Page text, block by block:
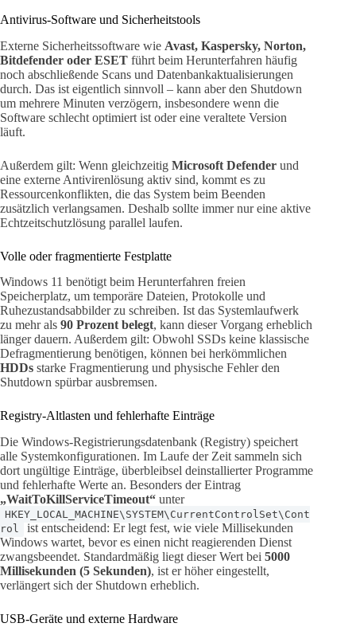
Antivirus-Software und Sicherheitstools
Externe Sicherheitssoftware wie Avast, Kaspersky, Norton,
Bitdefender oder ESET führt beim Herunterfahren häufig
noch abschließende Scans und Datenbankaktualisierungen
durch. Das ist eigentlich sinnvoll – kann aber den Shutdown
um mehrere Minuten verzögern, insbesondere wenn die
Software schlecht optimiert ist oder eine veraltete Version
läuft.
Außerdem gilt: Wenn gleichzeitig Microsoft Defender und
eine externe Antivirenlösung aktiv sind, kommt es zu
Ressourcenkonflikten, die das System beim Beenden
zusätzlich verlangsamen. Deshalb sollte immer nur eine aktive
Echtzeitschutzlösung parallel laufen.
Volle oder fragmentierte Festplatte
Windows 11 benötigt beim Herunterfahren freien
Speicherplatz, um temporäre Dateien, Protokolle und
Ruhezustandsabbilder zu schreiben. Ist das Systemlaufwerk
zu mehr als 90 Prozent belegt, kann dieser Vorgang erheblich
länger dauern. Außerdem gilt: Obwohl SSDs keine klassische
Defragmentierung benötigen, können bei herkömmlichen
HDDs starke Fragmentierung und physische Fehler den
Shutdown spürbar ausbremsen.
Registry-Altlasten und fehlerhafte Einträge
Die Windows-Registrierungsdatenbank (Registry) speichert
alle Systemkonfigurationen. Im Laufe der Zeit sammeln sich
dort ungültige Einträge, überbleibsel deinstallierter Programme
und fehlerhafte Werte an. Besonders der Eintrag
„WaitToKillServiceTimeout“ unter
HKEY_LOCAL_MACHINE\SYSTEM\CurrentControlSet\Cont
rol
ist entscheidend: Er legt fest, wie viele Millisekunden
Windows wartet, bevor es einen nicht reagierenden Dienst
zwangsbeendet. Standardmäßig liegt dieser Wert bei 5000
Millisekunden (5 Sekunden), ist er höher eingestellt,
verlängert sich der Shutdown erheblich.
USB-Geräte und externe Hardware